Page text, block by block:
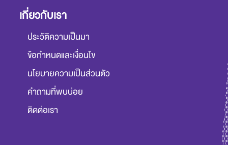
เกี่ยวกับเรา
ประวัติความเป็นมา
ข้อกำหนดและเงื่อนไข
นโยบายความเป็นส่วนตัว
คำถามที่พบบ่อย
ติดต่อเรา